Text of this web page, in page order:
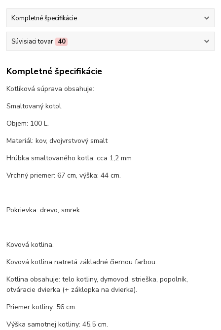
Kompletné špecifikácie
Súvisiaci tovar 40
Kompletné špecifikácie
Kotlíková súprava obsahuje:
Smaltovaný kotol.
Objem: 100 L.
Materiál: kov, dvojvrstvový smalt
Hrúbka smaltovaného kotla: cca 1,2 mm
Vrchný priemer: 67 cm, výška: 44 cm.
Pokrievka: drevo, smrek.
Kovová kotlina.
Kovová kotlina natretá základné čiernou farbou.
Kotlina obsahuje: telo kotliny, dymovod, strieška, popolník,
otváracie dvierka (+ záklopka na dvierka).
Priemer kotliny: 56 cm.
Výška samotnej kotliny: 45,5 cm.